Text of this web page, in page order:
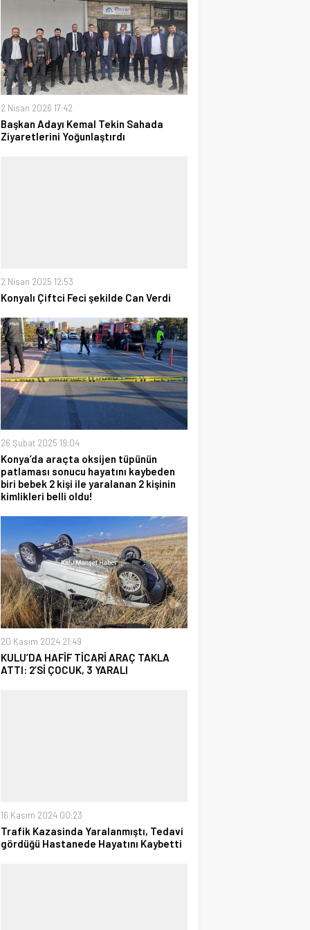
2 Nisan 2026 17:42
Başkan Adayı Kemal Tekin Sahada
Ziyaretlerini Yoğunlaştırdı
2 Nisan 2025 12:53
Konyalı Çiftci Feci şekilde Can Verdi
26 Şubat 2025 19:04
Konya’da araçta oksijen tüpünün
patlaması sonucu hayatını kaybeden
biri bebek 2 kişi ile yaralanan 2 kişinin
kimlikleri belli oldu!
20 Kasım 2024 21:49
KULU’DA HAFİF TİCARİ ARAÇ TAKLA
ATTI: 2’Sİ ÇOCUK, 3 YARALI
16 Kasım 2024 00:23
Trafik Kazasinda Yaralanmıştı, Tedavi
gördüğü Hastanede Hayatını Kaybetti